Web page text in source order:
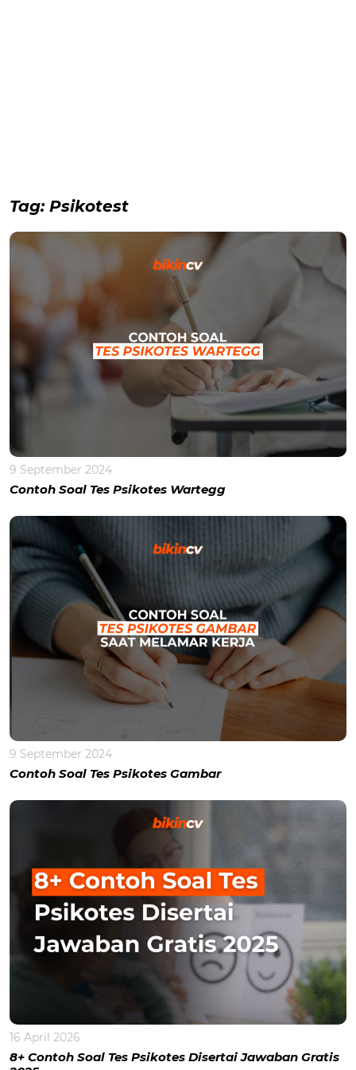
Tag: Psikotest
9 September 2024
Contoh Soal Tes Psikotes Wartegg
9 September 2024
Contoh Soal Tes Psikotes Gambar
16 April 2026
8+ Contoh Soal Tes Psikotes Disertai Jawaban Gratis